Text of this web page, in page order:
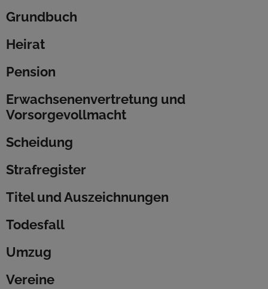
Grundbuch
Heirat
Pension
Erwachsenenvertretung und
Vorsorgevollmacht
Scheidung
Strafregister
Titel und Auszeichnungen
Todesfall
Umzug
Vereine